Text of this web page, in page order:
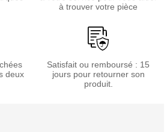
à trouver votre pièce
deux
Satisfait ou remboursé : 15
jours pour retourner son
produit.